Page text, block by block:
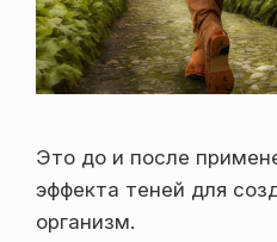
Это до и после
эффекта теней для
организм.